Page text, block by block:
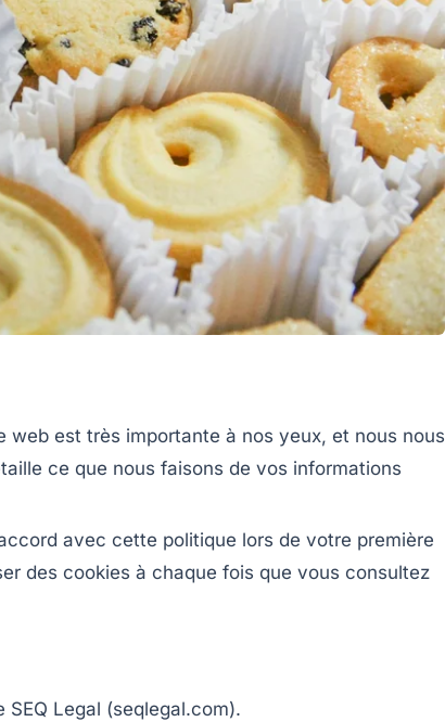
est très importante à nos yeux, et nous nous
ce que nous faisons de vos informations
avec cette politique lors de votre première
des cookies à chaque fois que vous consultez
Legal (seqlegal.com).